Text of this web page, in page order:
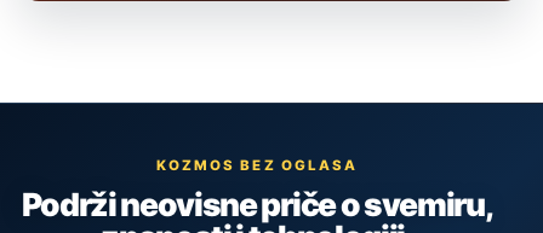
KOZMOS BEZ OGLASA
Podrži neovisne priče o svemiru,